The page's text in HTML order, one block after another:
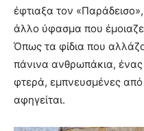
έφτιαξα τον
άλλο ύφασμα που
Όπως τα φίδια που
πάνινα ανθρωπάκια, ένας
φτερά, εμπνευσμένες
αφηγείται.